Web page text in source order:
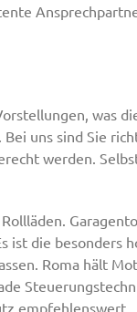
was
uns sind Sie
werden.
ist die besonders
Roma hält
empfehlenswert.